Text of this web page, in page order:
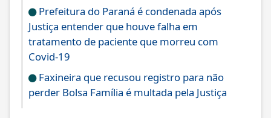
Prefeitura do Paraná é condenada após
Justiça entender que houve falha em
tratamento de paciente que morreu com
Covid-19
Faxineira que recusou registro para não
perder Bolsa Família é multada pela Justiça